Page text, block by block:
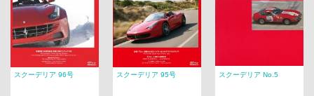
スクーデリア 96号 スクーデリア 95号 スクーデリア No.5